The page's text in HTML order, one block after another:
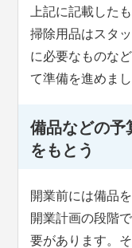
上記に記載した
掃除用品はスタ
に必要なものな
て準備を進めまし
備品などの予
をもとう
開業前には備品
開業計画の段階
要があります。